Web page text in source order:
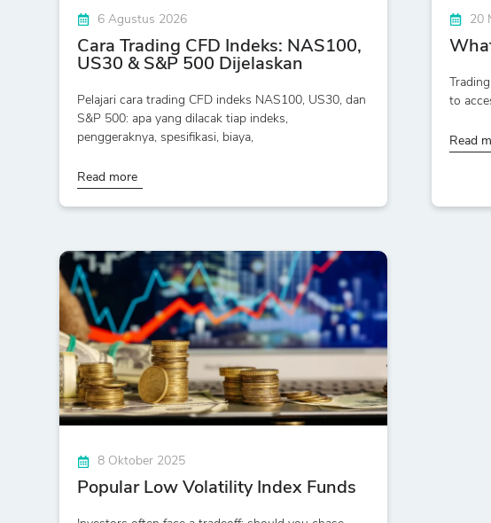
6 Agustus 2026
Cara Trading CFD Indeks: NAS100,
US30 & S&P 500 Dijelaskan
Pelajari cara trading CFD indeks NAS100, US30, dan
S&P 500: apa yang dilacak tiap indeks,
penggeraknya, spesifikasi, biaya,
Read more
20
to
Read
8 Oktober 2025
Popular Low Volatility Index Funds